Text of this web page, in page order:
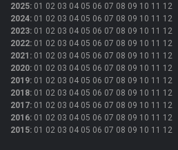
2025: 01 02 03 04 05 06 07 08 09 10 11 12
2024: 01 02 03 04 05 06 07 08 09 10 11 12
2023: 01 02 03 04 05 06 07 08 09 10 11 12
2022: 01 02 03 04 05 06 07 08 09 10 11 12
2021 : 01 02 03 04 05 06 07 08 09 10 11 12
2020: 01 02 03 04 05 06 07 08 09 10 11 12
2019: 01 02 03 04 05 06 07 08 09 10 11 12
2018: 01 02 03 04 05 06 07 08 09 10 11 12
2017: 01 02 03 04 05 06 07 08 09 10 11 12
2016: 01 02 03 04 05 06 07 08 09 10 11 12
2015: 01 02 03 04 05 06 07 08 09 10 11 12